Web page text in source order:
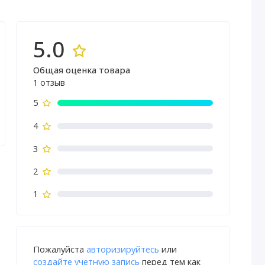
5.0
Общая оценка товара
1 отзыв
5
4
3
2
1
Пожалуйста авторизируйтесь или
создайте учетную запись перед тем как